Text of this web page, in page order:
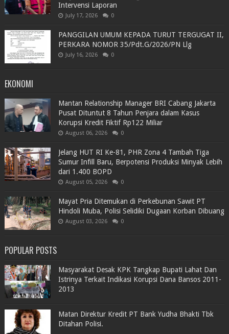
Intervensi Laporan
July 17, 2026 0
PANGGILAN UMUM KEPADA TURUT TERGUGAT II,
PERKARA NOMOR 35/Pdt.G/2026/PN Llg
July 16, 2026 0
EKONOMI
Mantan Relationship Manager BRI Cabang Jakarta
Pusat Dituntut 8 Tahun Penjara dalam Kasus
Korupsi Kredit Fiktif Rp122 Miliar
August 06, 2026 0
Jelang HUT RI Ke-81, PHR Zona 4 Tambah Tiga
Sumur Infill Baru, Berpotensi Produksi Minyak Lebih
dari 1.400 BOPD
August 05, 2026 0
Mayat Pria Ditemukan di Perkebunan Sawit PT
Hindoli Muba, Polisi Selidiki Dugaan Korban Dibuang
August 03, 2026 0
POPULAR POSTS
Masyarakat Desak KPK Tangkap Bupati Lahat Dan
Istrinya Terkait Indikasi Korupsi Dana Bansos 2011-
2013
Matan Direktur Kredit PT Bank Yudha Bhakti Tbk
Ditahan Polisi.